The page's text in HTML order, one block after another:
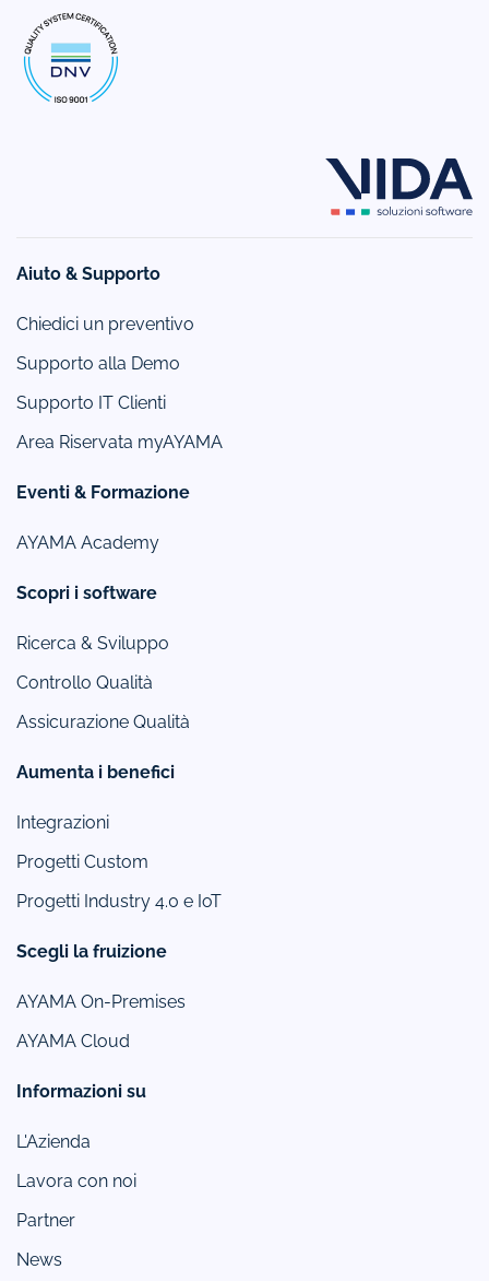
Aiuto & Supporto
Chiedici un preventivo
Supporto alla Demo
Supporto IT Clienti
Area Riservata myAYAMA
Eventi & Formazione
AYAMA Academy
Scopri i software
Ricerca & Sviluppo
Controllo Qualità
Assicurazione Qualità
Aumenta i benefici
Integrazioni
Progetti Custom
Progetti Industry 4.0 e IoT
Scegli la fruizione
AYAMA On-Premises
AYAMA Cloud
Informazioni su
L'Azienda
Lavora con noi
Partner
News